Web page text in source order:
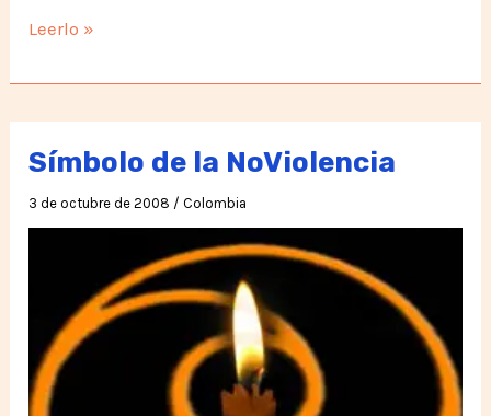
Galería
Símbolo
de
la
Leerlo »
Símbolo de la NoViolencia
3 de octubre de 2008 / Colombia